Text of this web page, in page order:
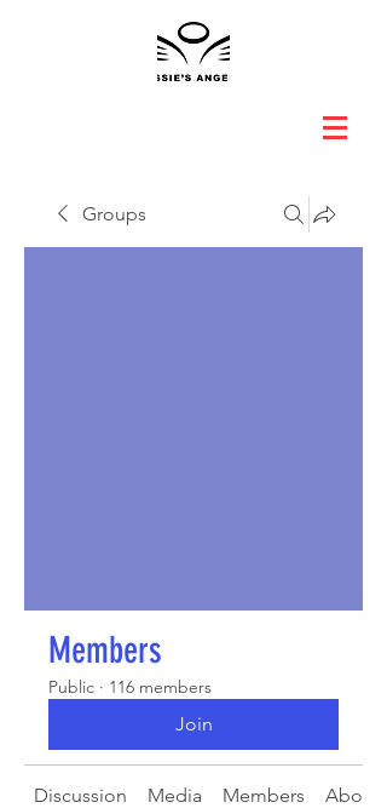
Groups
Members
Public · 116 members
Join
Discussion Media Members About